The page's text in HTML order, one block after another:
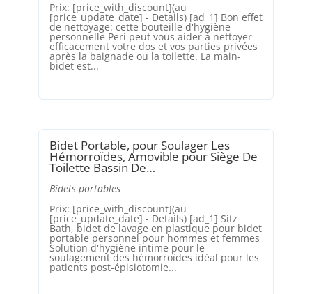
Prix: [price_with_discount](au
[price_update_date] - Details) [ad_1] Bon effet
de nettoyage: cette bouteille d'hygiène
personnelle Peri peut vous aider à nettoyer
efficacement votre dos et vos parties privées
après la baignade ou la toilette. La main-
bidet est...
Bidet Portable, pour Soulager Les
Hémorroïdes, Amovible pour Siège De
Toilette Bassin De…
Bidets portables
Prix: [price_with_discount](au
[price_update_date] - Details) [ad_1] Sitz
Bath, bidet de lavage en plastique pour bidet
portable personnel pour hommes et femmes
Solution d'hygiène intime pour le
soulagement des hémorroïdes idéal pour les
patients post-épisiotomie...